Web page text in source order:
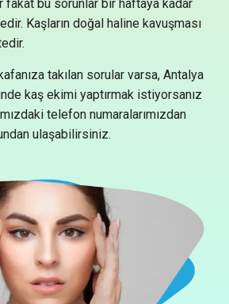
fakat bu sorunlar bir haftaya kadar
Kaşların doğal haline kavuşması
takılan sorular varsa, Antalya
kaş ekimi yaptırmak istiyorsanız
telefon numaralarımızdan
ulaşabilirsiniz.